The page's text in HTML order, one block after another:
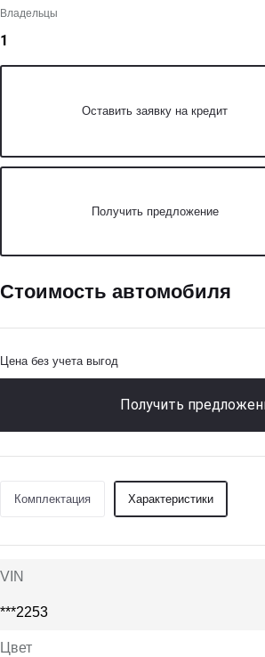
Владельцы
1
Оставить заявку на кредит
Получить предложение
Стоимость автомобиля
Цена без учета выгод
Получить
Комплектация Характеристики
VIN
***2253
Цвет